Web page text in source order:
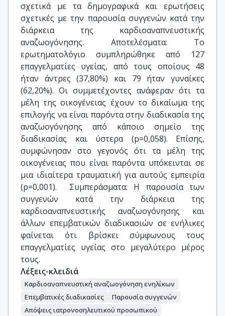
σχετικά με τα δημογραφικά και ερωτήσεις
σχετικές με την παρουσία συγγενών κατά την
διάρκεια της καρδιοαναπνευστικής
αναζωογόνησης. Αποτελέσματα: Το
ερωτηματολόγιο συμπληρώθηκε από 127
επαγγελματίες υγείας, από τους οποίους 48
ήταν άντρες (37,80%) και 79 ήταν γυναίκες
(62,20%). Οι συμμετέχοντες ανάφεραν ότι τα
μέλη της οικογένειας έχουν το δικαίωμα της
επιλογής να είναι παρόντα στην διαδικασία της
αναζωογόνησης από κάποιο σημείο της
διαδικασίας και ύστερα (p=0,058). Επίσης,
συμφώνησαν στο γεγονός ότι τα μέλη της
οικογένειας που είναι παρόντα υπόκεινται σε
μια ιδιαίτερα τραυματική για αυτούς εμπειρία
(p=0,001).  Συμπεράσματα: H παρουσία των
συγγενών κατά την διάρκεια της
καρδιοαναπνευστικής αναζωογόνησης και
άλλων επεμβατικών διαδικασιών σε ενήλικες
φαίνεται ότι βρίσκει σύμφωνους τους
επαγγελματίες υγείας στο μεγαλύτερο μέρος
τους.
Λέξεις-κλειδιά
Kαρδιοαναπνευστική αναζωογόνηση ενηλίκων
Eπεμβατικές διαδικασίες
Παρουσία συγγενών
Απόψεις ιατρονοσηλευτικού προσωπικού